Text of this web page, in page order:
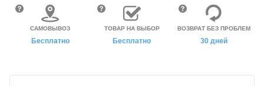
САМОВЫВОЗ
Бесплатно
ТОВАР НА ВЫБОР
Бесплатно
ВОЗВРАТ БЕЗ ПРОБЛЕМ
30 дней